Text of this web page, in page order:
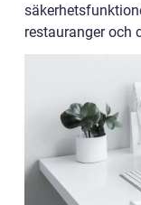
restauranger och